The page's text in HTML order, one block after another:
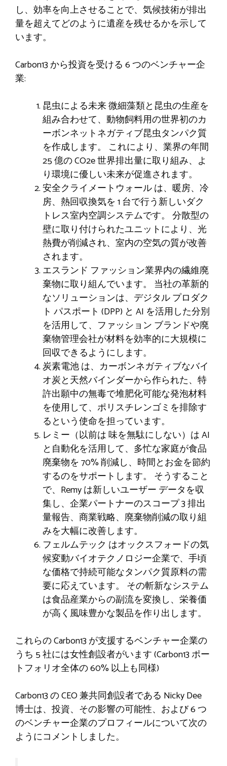
し、効率を向上させることで、気候技術が排出
量を超えてどのように遺産を残せるかを示して
います。
Carbon13 から投資を受ける 6 つのベンチャー企
業:
昆虫による未来微細藻類と昆虫の生産を
組み合わせて、動物飼料用の世界初のカ
ーボンネットネガティブ昆虫タンパク質
を作成します。 これにより、業界の年間
25 億の CO2e 世界排出量に取り組み、よ
り環境に優しい未来が促進されます。
安全クライメートウォールは、暖房、冷
房、熱回収換気を 1 台で行う新しいダク
トレス室内空調システムです。 分散型の
壁に取り付けられたユニットにより、光
熱費が削減され、室内の空気の質が改善
されます。
エスランド ファッション業界内の繊維廃
棄物に取り組んでいます。 当社の革新的
なソリューションは、デジタル プロダク
ト パスポート (DPP) と AI を活用した分別
を活用して、ファッション ブランドや廃
棄物管理会社が材料を効率的に大規模に
回収できるようにします。
炭素電池は、カーボンネガティブなバイ
オ炭と天然バインダーから作られた、特
許出願中の無毒で堆肥化可能な発泡材料
を使用して、ポリスチレンゴミを排除す
るという使命を担っています。
レミー（以前は味を無駄にしない）は AI
と自動化を活用して、多忙な家庭が食品
廃棄物を 70% 削減し、時間とお金を節約
するのをサポートします。 そうすること
で、Remy は新しいユーザー データを収
集し、企業パートナーのスコープ 3 排出
量報告、商業戦略、廃棄物削減の取り組
みを大幅に改善します。
フェルムテック はオックスフォードの気
候変動バイオテクノロジー企業で、手頃
な価格で持続可能なタンパク質原料の需
要に応えています。 その斬新なシステム
は食品産業からの副流を変換し、栄養価
が高く風味豊かな製品を作り出します。
これらの Carbon13 が支援するベンチャー企業の
うち 5 社には女性創設者がいます (Carbon13 ポー
トフォリオ全体の 60% 以上も同様)
Carbon13 の CEO 兼共同創設者である Nicky Dee
博士は、投資、その影響の可能性、および 6 つ
のベンチャー企業のプロフィールについて次の
ようにコメントしました。